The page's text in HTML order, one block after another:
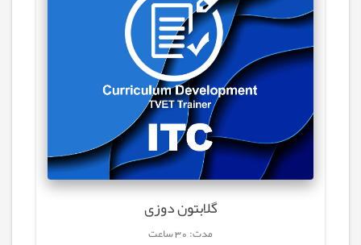
گلابتون دوزی
مدت: 30 ساعت